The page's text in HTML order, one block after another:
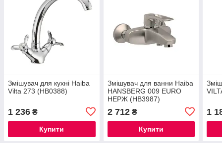
Змішувач для кухні Haiba
Vilta 273 (HB0388)
1 236 ₴
Купити
Змішувач для ванни Haiba
HANSBERG 009 EURO
НЕРЖ (HB3987)
2 712₴
Купити
1